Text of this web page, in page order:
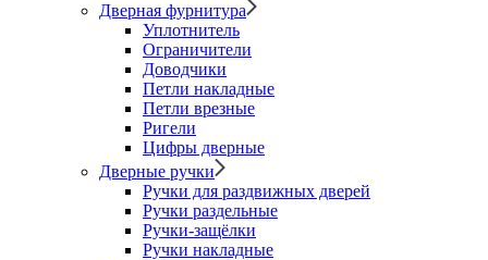
Дверная фурнитура
Уплотнитель
Ограничители
Доводчики
Петли накладные
Петли врезные
Ригели
Цифры дверные
Дверные ручки
Ручки для раздвижных дверей
Ручки раздельные
Ручки-защёлки
Ручки накладные